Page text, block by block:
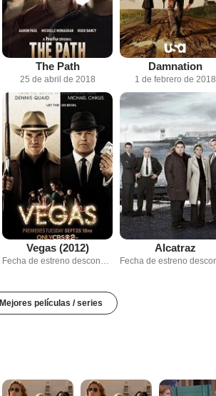
The Path
25 de abril de 2018
Damnation
1 de febrero de 2018
Vegas (2012)
Fecha de estreno desconocida
Alcatraz
Mejores películas / series